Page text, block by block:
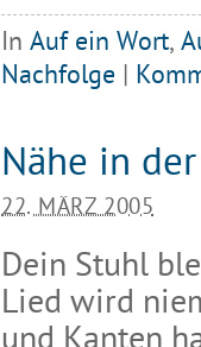
In Auf ein Wort,
Nachfolge |
Nähe in
22. MÄRZ 2005
Dein Stuhl
Lied wird